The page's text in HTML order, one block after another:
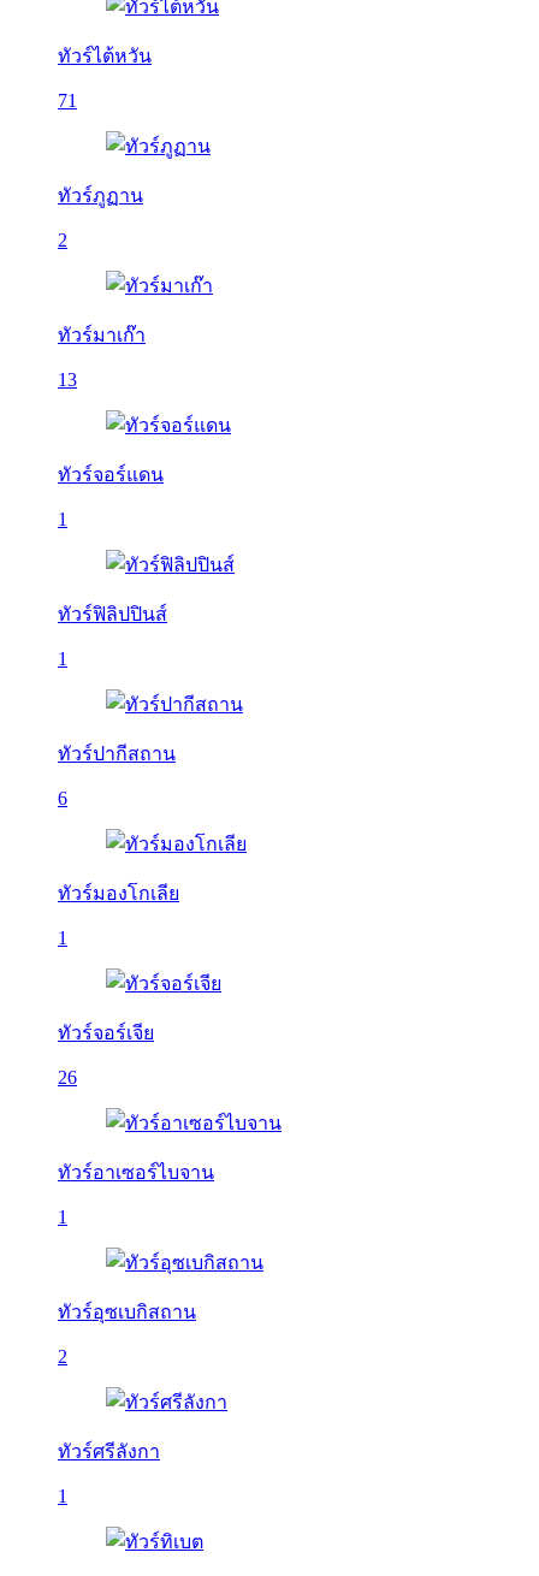
ทัวร์ไต้หวัน
71
ทัวร์ภูฏาน
2
ทัวร์มาเก๊า
13
ทัวร์จอร์แดน
1
ทัวร์ฟิลิปปินส์
1
ทัวร์ปากีสถาน
6
ทัวร์มองโกเลีย
1
ทัวร์จอร์เจีย
26
ทัวร์อาเซอร์ไบจาน
1
ทัวร์อุซเบกิสถาน
2
ทัวร์ศรีลังกา
1